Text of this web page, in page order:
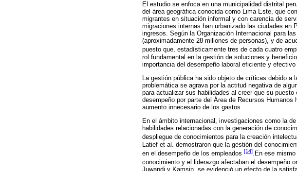
El estudio se enfoca en una municipalidad distrital
del área geográfica conocida como Lima Este, que
migrantes en situación informal y con carencia de
migraciones internas han urbanizado las ciudades en
ingresos. Según la Organización Internacional para
(aproximadamente 28 millones de personas), y de
puesto que, estadísticamente tres de cada cuatro
rol fundamental en la gestión de soluciones y
importancia del desempeño laboral eficiente y
La gestión pública ha sido objeto de críticas debido
problemática se agrava por la actitud negativa de
para actualizar sus habilidades al creer que su
desempeño por parte del Área de Recursos
aumento innecesario de los gastos.
En el ámbito internacional, investigaciones como la
habilidades relacionadas con la generación de
despliegue de conocimientos para la creación
Latief et al. demostraron que la gestión del
en el desempeño de los empleados [14] .En ese
conocimiento y el liderazgo afectaban el desempeño
Juwandi y Kamsin, se evidenció un efecto de la